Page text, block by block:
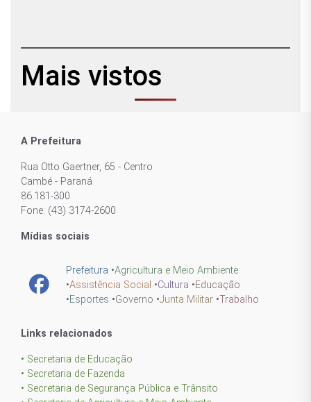
Mais vistos
A Prefeitura
Rua Otto Gaertner, 65 - Centro
Cambé - Paraná
86.181-300
Fone: (43) 3174-2600
Mídias sociais
Prefeitura •Agricultura e Meio Ambiente
•Assistência Social •Cultura •Educação
•Esportes •Governo •Junta Militar •Trabalho
Links relacionados
• Secretaria de Educação
• Secretaria de Fazenda
• Secretaria de Segurança Pública e Trânsito